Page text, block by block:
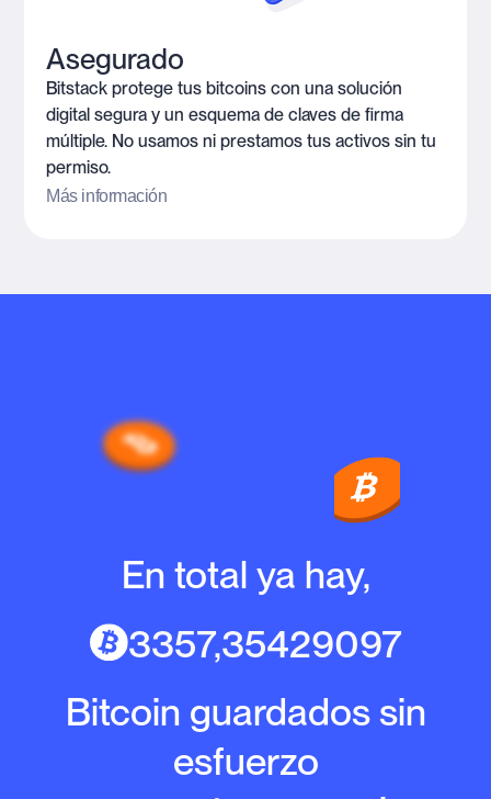
Asegurado
Bitstack protege tus bitcoins con una solución
digital segura y un esquema de claves de firma
múltiple. No usamos ni prestamos tus activos sin tu
permiso.
Más información
En total ya hay,
3357,35429097
Bitcoin guardados sin
esfuerzo